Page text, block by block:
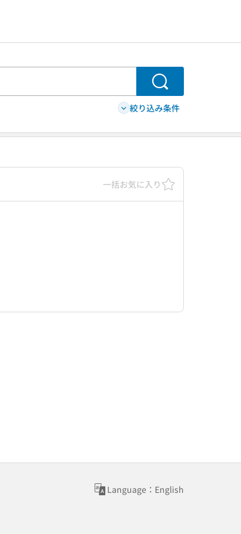
検索
絞り込み条件
一括お気に入り
Language：English